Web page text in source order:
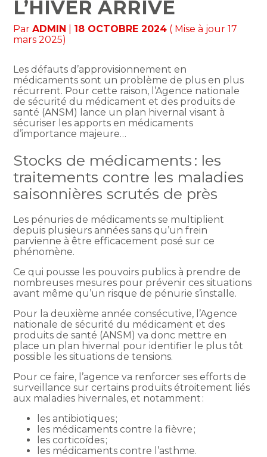
L’HIVER ARRIVE
ParADMIN 18 OCTOBRE 2024 ( Mise à jour 17
mars 2025)
Les défauts d’approvisionnement en
médicaments sont un problème de plus en plus
récurrent. Pour cette raison, l’Agence nationale
de sécurité du médicament et des produits de
santé (ANSM) lance un plan hivernal visant à
sécuriser les apports en médicaments
d’importance majeure…
Stocks de médicaments : les
traitements contre les maladies
saisonnières scrutés de près
Les pénuries de médicaments se multiplient
depuis plusieurs années sans qu’un frein
parvienne à être efficacement posé sur ce
phénomène.
Ce qui pousse les pouvoirs publics à prendre de
nombreuses mesures pour prévenir ces situations
avant même qu’un risque de pénurie s’installe.
Pour la deuxième année consécutive, l’Agence
nationale de sécurité du médicament et des
produits de santé (ANSM) va donc mettre en
place un plan hivernal pour identifier le plus tôt
possible les situations de tensions.
Pour ce faire, l’agence va renforcer ses efforts de
surveillance sur certains produits étroitement liés
aux maladies hivernales, et notamment :
les antibiotiques ;
les médicaments contre la fièvre ;
les corticoïdes ;
les médicaments contre l’asthme.